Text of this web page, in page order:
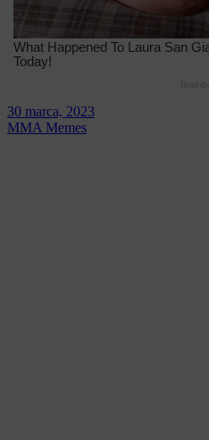
30 marca, 2023
MMA Memes